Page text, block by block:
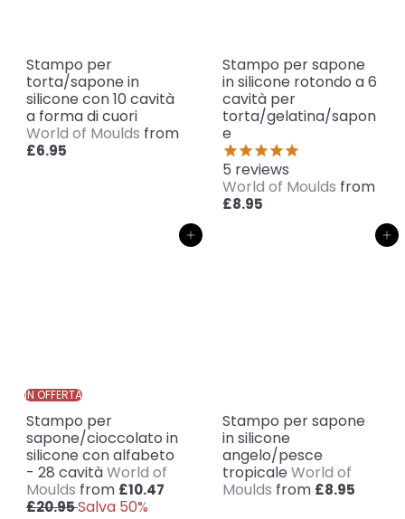
Stampo per
torta/sapone in
silicone con 10 cavità
a forma di cuori
World of Moulds from
£6.95
Stampo per sapone
in silicone rotondo a 6
cavità per
torta/gelatina/sapon
e
5 reviews
World of Moulds from
£8.95
Aggiungi al carrello
IN OFFERTA
Stampo per
sapone/cioccolato in
silicone con alfabeto
- 28 cavitàWorld of
Moulds from £10.47
£20.95Salva 50%
Aggiungi al carrello
Stampo per sapone
in silicone
angelo/pesce
tropicale World of
Moulds from £8.95